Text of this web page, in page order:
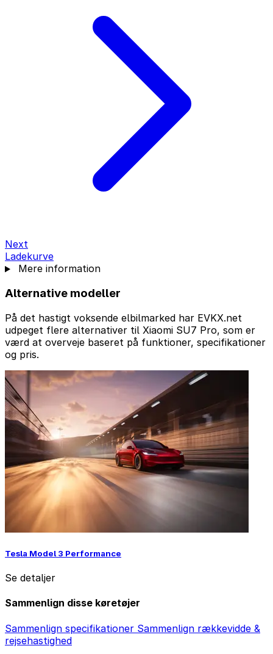
Next
Ladekurve
Mere information
Alternative modeller
På det hastigt voksende elbilmarked har EVKX.net
udpeget flere alternativer til Xiaomi SU7 Pro, som er
værd at overveje baseret på funktioner, specifikationer
og pris.
Tesla Model 3 Performance
Se detaljer
Sammenlign disse køretøjer
Sammenlign specifikationer Sammenlign rækkevidde &
rejsehastighed